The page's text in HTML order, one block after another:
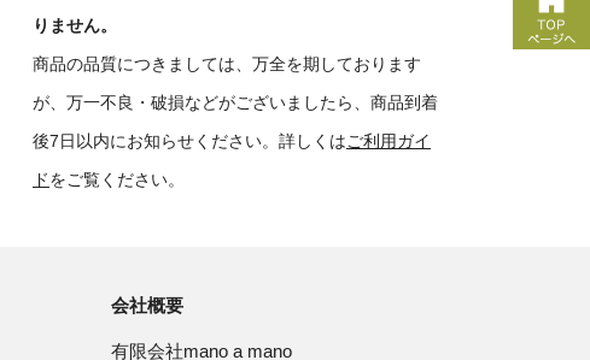
りません。
商品の品質につきましては、万全を期しております
が、万一不良・破損などがございましたら、商品到着
後7日以内にお知らせください。詳しくはご利用ガイ
ドをご覧ください。
会社概要
有限会社mano a mano